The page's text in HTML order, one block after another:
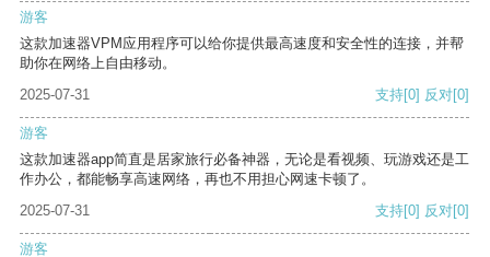
游客
这款加速器VPM应用程序可以给你提供最高速度和安全性的连接，并帮
助你在网络上自由移动。
2025-07-31
支持[0] 反对[0]
游客
这款加速器app简直是居家旅行必备神器，无论是看视频、玩游戏还是工
作办公，都能畅享高速网络，再也不用担心网速卡顿了。
2025-07-31
支持[0] 反对[0]
游客